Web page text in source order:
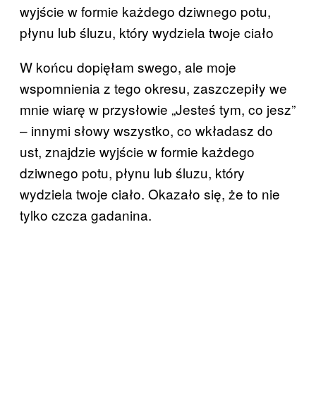
wyjście w formie każdego dziwnego potu,
płynu lub śluzu, który wydziela twoje ciało
W końcu dopięłam swego, ale moje
wspomnienia z tego okresu, zaszczepiły we
mnie wiarę w przysłowie „Jesteś tym, co jesz”
– innymi słowy wszystko, co wkładasz do
ust, znajdzie wyjście w formie każdego
dziwnego potu, płynu lub śluzu, który
wydziela twoje ciało. Okazało się, że to nie
tylko czcza gadanina.